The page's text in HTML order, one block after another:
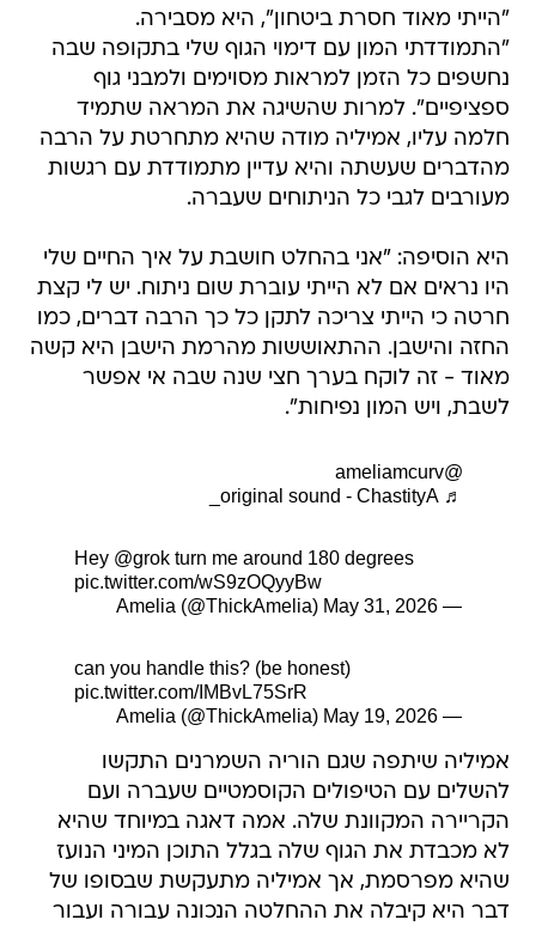
"הייתי מאוד חסרת ביטחון", היא מסבירה.
"התמודדתי המון עם דימוי הגוף שלי בתקופה שבה
נחשפים כל הזמן למראות מסוימים ולמבני גוף
ספציפיים". למרות שהשיגה את המראה שתמיד
חלמה עליו, אמיליה מודה שהיא מתחרטת על הרבה
מהדברים שעשתה והיא עדיין מתמודדת עם רגשות
מעורבים לגבי כל הניתוחים שעברה.
היא הוסיפה: "אני בהחלט חושבת על איך החיים שלי
היו נראים אם לא הייתי עוברת שום ניתוח. יש לי קצת
חרטה כי הייתי צריכה לתקן כל כך הרבה דברים, כמו
החזה והישבן. ההתאוששות מהרמת הישבן היא קשה
מאוד - זה לוקח בערך חצי שנה שבה אי אפשר
לשבת, ויש המון נפיחות".
@ameliamcurv
♬ original sound - ChastityA_
Hey @grok turn me around 180 degrees
pic.twitter.com/wS9zOQyyBw
— Amelia (@ThickAmelia)
May 31, 2026
can you handle this? (be honest)
pic.twitter.com/IMBvL75SrR
— Amelia (@ThickAmelia)
May 19, 2026
אמיליה שיתפה שגם הוריה השמרנים התקשו
להשלים עם הטיפולים הקוסמטיים שעברה ועם
הקריירה המקוונת שלה. אמה דאגה במיוחד שהיא
לא מכבדת את הגוף שלה בגלל התוכן המיני הנועז
שהיא מפרסמת, אך אמיליה מתעקשת שבסופו של
דבר היא קיבלה את ההחלטה הנכונה עבורה ועבור